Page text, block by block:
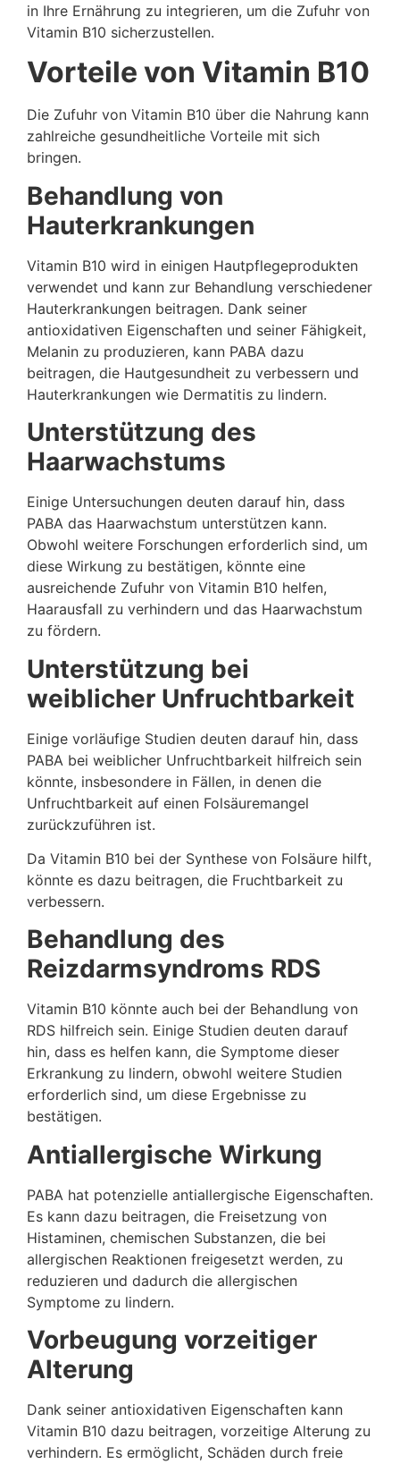
in Ihre Ernährung zu integrieren, um die Zufuhr von
Vitamin B10 sicherzustellen.
Vorteile von Vitamin B10
Die Zufuhr von Vitamin B10 über die Nahrung kann
zahlreiche gesundheitliche Vorteile mit sich
bringen.
Behandlung von
Hauterkrankungen
Vitamin B10 wird in einigen Hautpflegeprodukten
verwendet und kann zur Behandlung verschiedener
Hauterkrankungen beitragen. Dank seiner
antioxidativen Eigenschaften und seiner Fähigkeit,
Melanin zu produzieren, kann PABA dazu
beitragen, die Hautgesundheit zu verbessern und
Hauterkrankungen wie Dermatitis zu lindern.
Unterstützung des
Haarwachstums
Einige Untersuchungen deuten darauf hin, dass
PABA das Haarwachstum unterstützen kann.
Obwohl weitere Forschungen erforderlich sind, um
diese Wirkung zu bestätigen, könnte eine
ausreichende Zufuhr von Vitamin B10 helfen,
Haarausfall zu verhindern und das Haarwachstum
zu fördern.
Unterstützung bei
weiblicher Unfruchtbarkeit
Einige vorläufige Studien deuten darauf hin, dass
PABA bei weiblicher Unfruchtbarkeit hilfreich sein
könnte, insbesondere in Fällen, in denen die
Unfruchtbarkeit auf einen Folsäuremangel
zurückzuführen ist.
Da Vitamin B10 bei der Synthese von Folsäure hilft,
könnte es dazu beitragen, die Fruchtbarkeit zu
verbessern.
Behandlung des
Reizdarmsyndroms RDS
Vitamin B10 könnte auch bei der Behandlung von
RDS hilfreich sein. Einige Studien deuten darauf
hin, dass es helfen kann, die Symptome dieser
Erkrankung zu lindern, obwohl weitere Studien
erforderlich sind, um diese Ergebnisse zu
bestätigen.
Antiallergische Wirkung
PABA hat potenzielle antiallergische Eigenschaften.
Es kann dazu beitragen, die Freisetzung von
Histaminen, chemischen Substanzen, die bei
allergischen Reaktionen freigesetzt werden, zu
reduzieren und dadurch die allergischen
Symptome zu lindern.
Vorbeugung vorzeitiger
Alterung
Dank seiner antioxidativen Eigenschaften kann
Vitamin B10 dazu beitragen, vorzeitige Alterung zu
verhindern. Es ermöglicht, Schäden durch freie